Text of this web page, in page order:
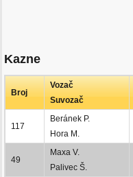
Kazne
Broj
Vozač
Suvozač
117
Beránek P.
Hora M.
49
Maxa V.
Palivec Š.